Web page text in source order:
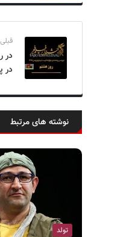
قبلی
در
در
نوشته های مرتبط
تولد